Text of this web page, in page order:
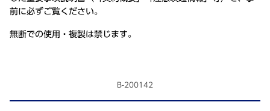
前に必ずご覧ください。
無断での使用・複製は禁じます。
B-200142